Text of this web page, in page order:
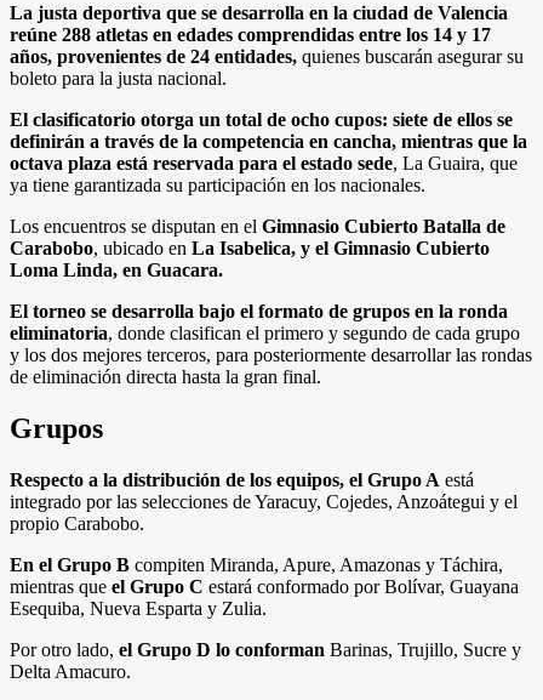
La justa deportiva que se desarrolla en la ciudad de Valencia
reúne 288 atletas en edades comprendidas entre los 14 y 17
años, provenientes de 24 entidades, quienes buscarán asegurar su
boleto para la justa nacional.
El clasificatorio otorga un total de ocho cupos: siete de ellos se
definirán a través de la competencia en cancha, mientras que la
octava plaza está reservada para el estado sede, La Guaira, que
ya tiene garantizada su participación en los nacionales.
Los encuentros se disputan en el Gimnasio Cubierto Batalla de
Carabobo, ubicado en La Isabelica, y el Gimnasio Cubierto
Loma Linda, en Guacara.
El torneo se desarrolla bajo el formato de grupos en la ronda
eliminatoria, donde clasifican el primero y segundo de cada grupo
y los dos mejores terceros, para posteriormente desarrollar las rondas
de eliminación directa hasta la gran final.
Grupos
Respecto a la distribución de los equipos, el Grupo A está
integrado por las selecciones de Yaracuy, Cojedes, Anzoátegui y el
propio Carabobo.
En el Grupo B compiten Miranda, Apure, Amazonas y Táchira,
mientras que el Grupo C estará conformado por Bolívar, Guayana
Esequiba, Nueva Esparta y Zulia.
Por otro lado, el Grupo D lo conforman Barinas, Trujillo, Sucre y
Delta Amacuro.